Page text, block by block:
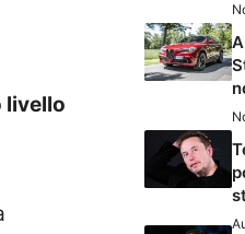
livello